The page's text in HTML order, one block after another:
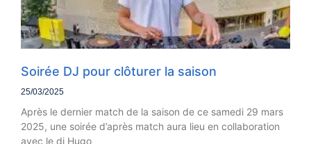
Soirée DJ pour clôturer la saison
25/03/2025
Après le dernier match de la saison de ce samedi 29 mars
2025, une soirée d’après match aura lieu en collaboration
avec le dj Hugo